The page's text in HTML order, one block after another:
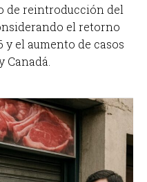
de reintroducción del
el retorno
y el aumento de casos
Canadá.